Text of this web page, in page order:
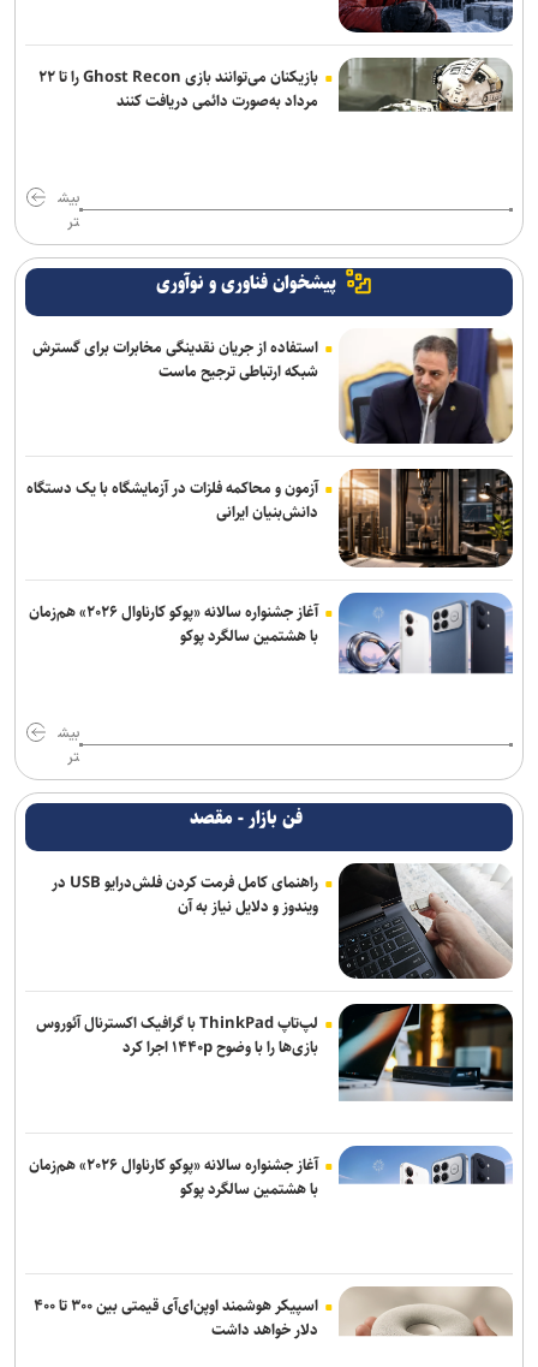
بازیکنان می‌توانند بازی Ghost Recon را تا ۲۲
مرداد به‌صورت دائمی دریافت کنند
بیش
تر
پیشخوان فناوری و نوآوری
استفاده از جریان نقدینگی مخابرات برای گسترش
شبکه ارتباطی ترجیح ماست
آزمون و محاکمه فلزات در آزمایشگاه با یک دستگاه
دانش‌بنیان ایرانی
آغاز جشنواره سالانه «پوکو کارناوال ۲۰۲۶» هم‌زمان
با هشتمین سالگرد پوکو
بیش
تر
فن بازار - مقصد
راهنمای کامل فرمت کردن فلش‌درایو USB در
ویندوز و دلایل نیاز به آن
لپ‌تاپ ThinkPad با گرافیک اکسترنال آئوروس
بازی‌ها را با وضوح ۱۴۴۰p اجرا کرد
آغاز جشنواره سالانه «پوکو کارناوال ۲۰۲۶» هم‌زمان
با هشتمین سالگرد پوکو
اسپیکر هوشمند اوپن‌ای‌آی قیمتی بین ۳۰۰ تا ۴۰۰
دلار خواهد داشت